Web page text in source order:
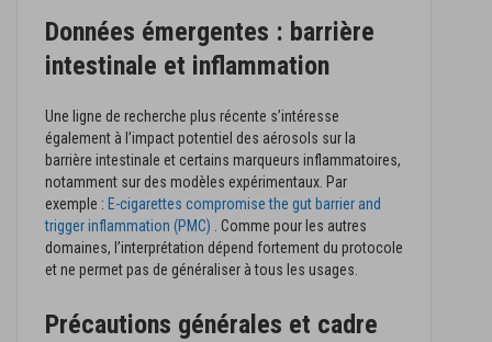
Données émergentes : barrière
intestinale et inflammation
Une ligne de recherche plus récente s’intéresse
également à l’impact potentiel des aérosols sur la
barrière intestinale et certains marqueurs inflammatoires,
notamment sur des modèles expérimentaux. Par
exemple : E-cigarettes compromise the gut barrier and
trigger inflammation (PMC) . Comme pour les autres
domaines, l’interprétation dépend fortement du protocole
et ne permet pas de généraliser à tous les usages.
Précautions générales et cadre